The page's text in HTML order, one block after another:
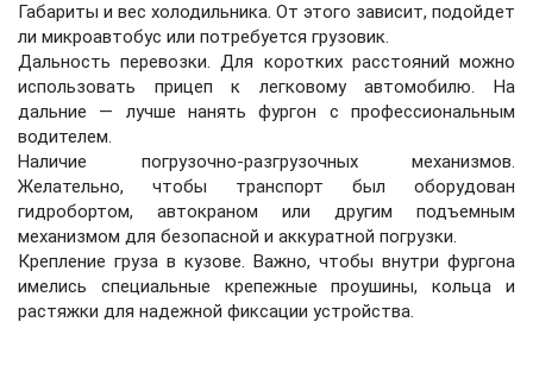
Габариты и вес холодильника. От этого зависит, подойдет
ли микроавтобус или потребуется грузовик.
Дальность перевозки. Для коротких расстояний можно
использовать прицеп к легковому автомобилю. На
дальние — лучше нанять фургон с профессиональным
водителем.
Наличие погрузочно-разгрузочных механизмов.
Желательно, чтобы транспорт был оборудован
гидробортом, автокраном или другим подъемным
механизмом для безопасной и аккуратной погрузки.
Крепление груза в кузове. Важно, чтобы внутри фургона
имелись специальные крепежные проушины, кольца и
растяжки для надежной фиксации устройства.